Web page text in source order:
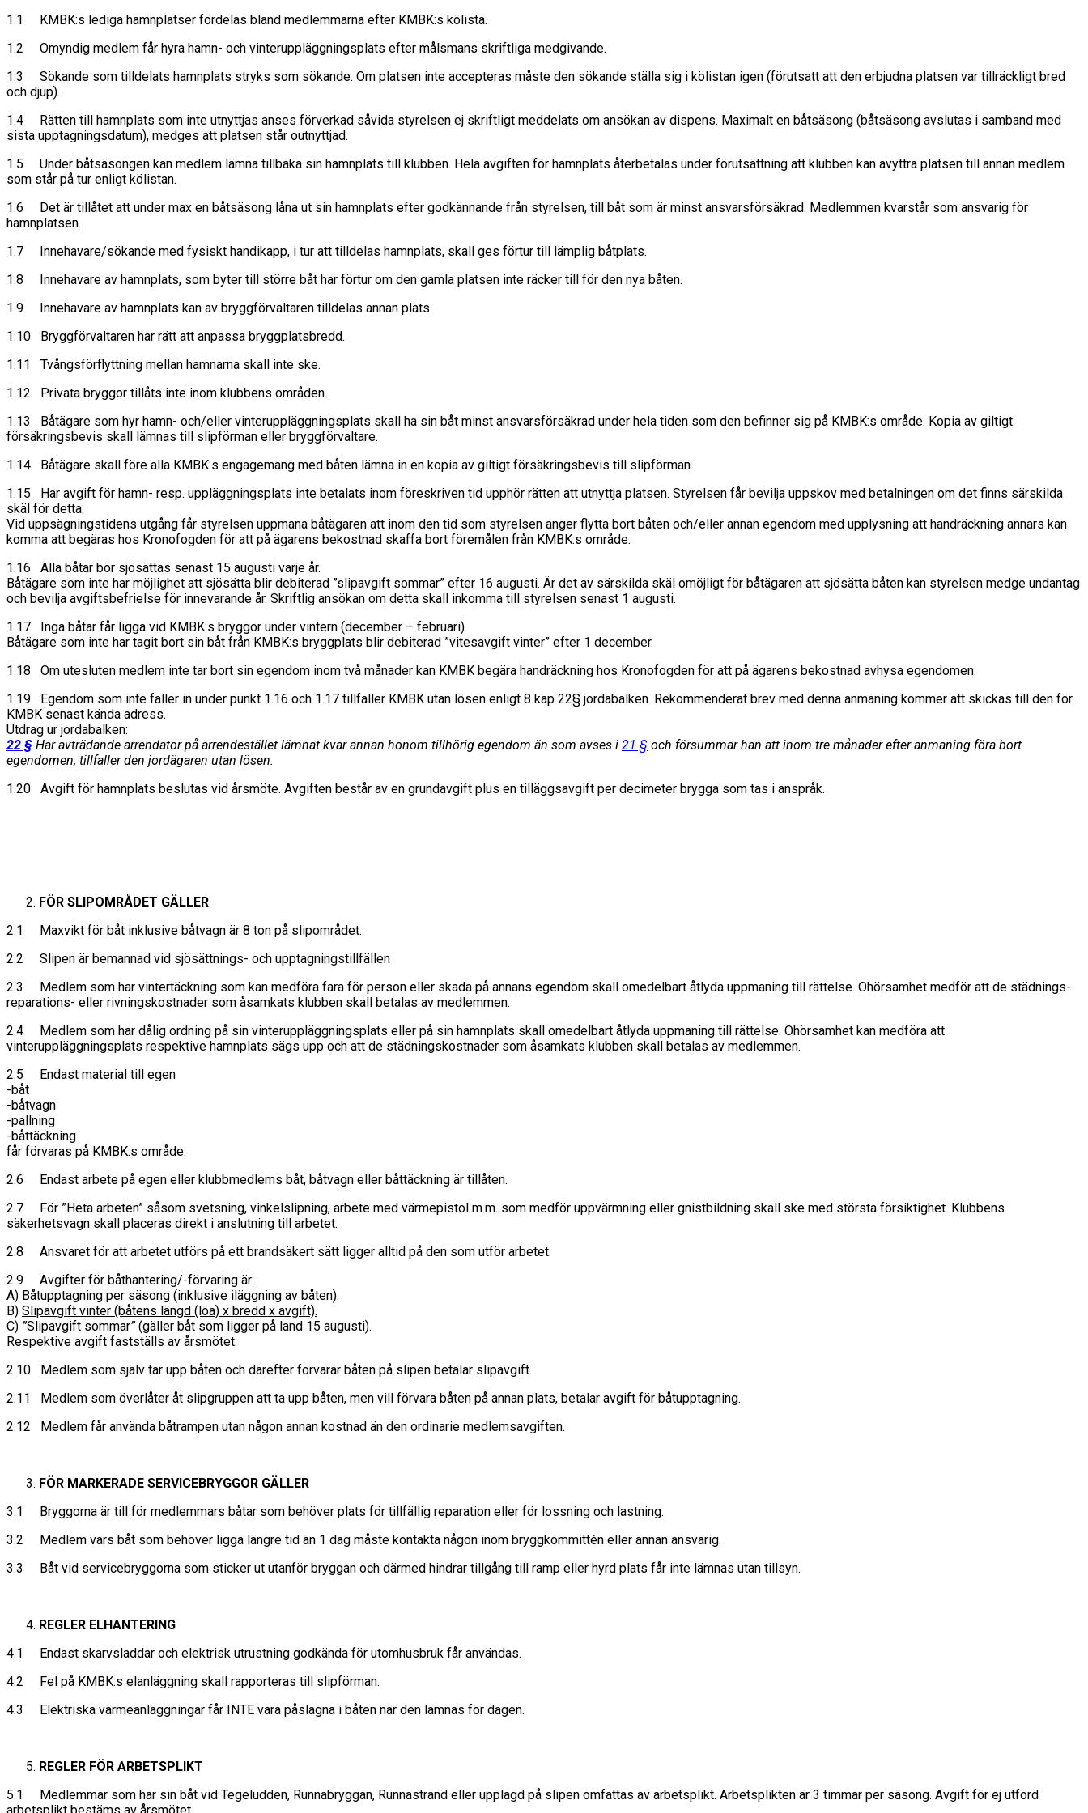
1.1 KMBK:s lediga hamnplatser fördelas bland medlemmarna efter KMBK:s kölista.
1.2 Omyndig medlem får hyra hamn- och vinteruppläggningsplats efter målsmans skriftliga medgivande.
1.3 Sökande som tilldelats hamnplats stryks som sökande. Om platsen inte accepteras måste den sökande ställa sig i kölistan igen (förutsatt att den erbjudna platsen var tillräckligt bred
och djup).
1.4 Rätten till hamnplats som inte utnyttjas anses förverkad såvida styrelsen ej skriftligt meddelats om ansökan av dispens. Maximalt en båtsäsong (båtsäsong avslutas i samband med
sista upptagningsdatum), medges att platsen står outnyttjad.
1.5 Under båtsäsongen kan medlem lämna tillbaka sin hamnplats till klubben. Hela avgiften för hamnplats återbetalas under förutsättning att klubben kan avyttra platsen till annan medlem
som står på tur enligt kölistan.
1.6 Det är tillåtet att under max en båtsäsong låna ut sin hamnplats efter godkännande från styrelsen, till båt som är minst ansvarsförsäkrad. Medlemmen kvarstår som ansvarig för
hamnplatsen.
1.7 Innehavare/sökande med fysiskt handikapp, i tur att tilldelas hamnplats, skall ges förtur till lämplig båtplats.
1.8 Innehavare av hamnplats, som byter till större båt har förtur om den gamla platsen inte räcker till för den nya båten.
1.9 Innehavare av hamnplats kan av bryggförvaltaren tilldelas annan plats.
1.10 Bryggförvaltaren har rätt att anpassa bryggplatsbredd.
1.11 Tvångsförflyttning mellan hamnarna skall inte ske.
1.12 Privata bryggor tillåts inte inom klubbens områden.
1.13 Båtägare som hyr hamn- och/eller vinteruppläggningsplats skall ha sin båt minst ansvarsförsäkrad under hela tiden som den befinner sig på KMBK:s område. Kopia av giltigt
försäkringsbevis skall lämnas till slipförman eller bryggförvaltare.
1.14 Båtägare skall före alla KMBK:s engagemang med båten lämna in en kopia av giltigt försäkringsbevis till slipförman.
1.15 Har avgift för hamn- resp. uppläggningsplats inte betalats inom föreskriven tid upphör rätten att utnyttja platsen. Styrelsen får bevilja uppskov med betalningen om det finns särskilda
skäl för detta.
Vid uppsägningstidens utgång får styrelsen uppmana båtägaren att inom den tid som styrelsen anger flytta bort båten och/eller annan egendom med upplysning att handräckning annars kan
komma att begäras hos Kronofogden för att på ägarens bekostnad skaffa bort föremålen från KMBK:s område.
1.16 Alla båtar bör sjösättas senast 15 augusti varje år.
Båtägare som inte har möjlighet att sjösätta blir debiterad ”slipavgift sommar” efter 16 augusti. Är det av särskilda skäl omöjligt för båtägaren att sjösätta båten kan styrelsen medge undantag
och bevilja avgiftsbefrielse för innevarande år. Skriftlig ansökan om detta skall inkomma till styrelsen senast 1 augusti.
1.17 Inga båtar får ligga vid KMBK:s bryggor under vintern (december – februari).
Båtägare som inte har tagit bort sin båt från KMBK:s bryggplats blir debiterad ”vitesavgift vinter” efter 1 december.
1.18 Om utesluten medlem inte tar bort sin egendom inom två månader kan KMBK begära handräckning hos Kronofogden för att på ägarens bekostnad avhysa egendomen.
1.19 Egendom som inte faller in under punkt 1.16 och 1.17 tillfaller KMBK utan lösen enligt 8 kap 22§ jordabalken. Rekommenderat brev med denna anmaning kommer att skickas till den för
KMBK senast kända adress.
Utdrag ur jordabalken:
22 § Har avträdande arrendator på arrendestället lämnat kvar annan honom tillhörig egendom än som avses i 21 § och försummar han att inom tre månader efter anmaning föra bort
egendomen, tillfaller den jordägaren utan lösen.
1.20 Avgift för hamnplats beslutas vid årsmöte. Avgiften består av en grundavgift plus en tilläggsavgift per decimeter brygga som tas i anspråk.
FÖR SLIPOMRÅDET GÄLLER
2.1 Maxvikt för båt inklusive båtvagn är 8 ton på slipområdet.
2.2 Slipen är bemannad vid sjösättnings- och upptagningstillfällen
2.3 Medlem som har vintertäckning som kan medföra fara för person eller skada på annans egendom skall omedelbart åtlyda uppmaning till rättelse. Ohörsamhet medför att de städnings-
reparations- eller rivningskostnader som åsamkats klubben skall betalas av medlemmen.
2.4 Medlem som har dålig ordning på sin vinteruppläggningsplats eller på sin hamnplats skall omedelbart åtlyda uppmaning till rättelse. Ohörsamhet kan medföra att
vinteruppläggningsplats respektive hamnplats sägs upp och att de städningskostnader som åsamkats klubben skall betalas av medlemmen.
2.5 Endast material till egen
-båt
-båtvagn
-pallning
-båttäckning
får förvaras på KMBK:s område.
2.6 Endast arbete på egen eller klubbmedlems båt, båtvagn eller båttäckning är tillåten.
2.7 För ”Heta arbeten” såsom svetsning, vinkelslipning, arbete med värmepistol m.m. som medför uppvärmning eller gnistbildning skall ske med största försiktighet. Klubbens
säkerhetsvagn skall placeras direkt i anslutning till arbetet.
2.8 Ansvaret för att arbetet utförs på ett brandsäkert sätt ligger alltid på den som utför arbetet.
2.9 Avgifter för båthantering/-förvaring är:
A) Båtupptagning per säsong (inklusive iläggning av båten).
B) Slipavgift vinter (båtens längd (löa) x bredd x avgift).
C) ”Slipavgift sommar”(gäller båt som ligger på land 15 augusti).
Respektive avgift fastställs av årsmötet.
2.10 Medlem som själv tar upp båten och därefter förvarar båten på slipen betalar slipavgift.
2.11 Medlem som överlåter åt slipgruppen att ta upp båten, men vill förvara båten på annan plats, betalar avgift för båtupptagning.
2.12 Medlem får använda båtrampen utan någon annan kostnad än den ordinarie medlemsavgiften.
FÖR MARKERADE SERVICEBRYGGOR GÄLLER
3.1 Bryggorna är till för medlemmars båtar som behöver plats för tillfällig reparation eller för lossning och lastning.
3.2 Medlem vars båt som behöver ligga längre tid än 1 dag måste kontakta någon inom bryggkommittén eller annan ansvarig.
3.3 Båt vid servicebryggorna som sticker ut utanför bryggan och därmed hindrar tillgång till ramp eller hyrd plats får inte lämnas utan tillsyn.
REGLER ELHANTERING
4.1 Endast skarvsladdar och elektrisk utrustning godkända för utomhusbruk får användas.
4.2 Fel på KMBK:s elanläggning skall rapporteras till slipförman.
4.3 Elektriska värmeanläggningar får INTE vara påslagna i båten när den lämnas för dagen.
REGLER FÖR ARBETSPLIKT
5.1 Medlemmar som har sin båt vid Tegeludden, Runnabryggan, Runnastrand eller upplagd på slipen omfattas av arbetsplikt. Arbetsplikten är 3 timmar per säsong. Avgift för ej utförd